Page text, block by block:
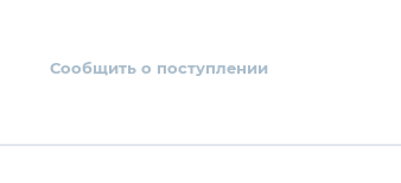
Сообщить о поступлении